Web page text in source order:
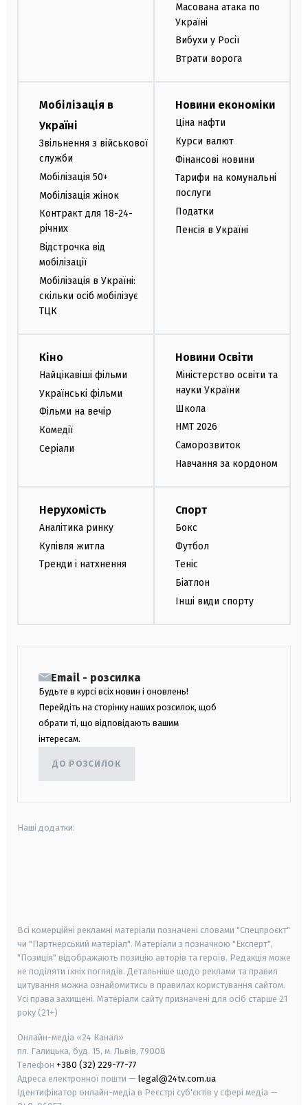
Масована атака по
Україні
Вибухи у Росії
Втрати ворога
Мобілізація в
Україні
Звільнення з військової
служби
Мобілізація 50+
Мобілізація жінок
Контракт для 18-24-
річних
Відстрочка від
мобілізації
Мобілізація в Україні:
скільки осіб мобілізує
ТЦК
Новини економіки
Ціна нафти
Курси валют
Фінансові новини
Тарифи на комунальні
послуги
Податки
Пенсія в Україні
Кіно
Найцікавіші фільми
Українські фільми
Фільми на вечір
Комедії
Серіали
Новини Освіти
Міністерство освіти та
науки України
Школа
НМТ 2026
Саморозвиток
Навчання за кордоном
Нерухомість
Аналітика ринку
Купівля житла
Тренди і натхнення
Спорт
Бокс
Футбол
Теніс
Біатлон
Інші види спорту
Email - розсилка
Будьте в курсі всіх новин і оновлень!
Перейдіть на сторінку наших розсилок, щоб
обрати ті, що відповідають вашим
інтересам.
ДО РОЗСИЛОК
Наші додатки:
Всі комерційні рекламні матеріали позначені словами "Спецпроєкт"
чи "Партнерський матеріал". Матеріали з позначкою "Експерт",
"Позиція" відображають позицію авторів та героїв. Редакція може
не поділяти їхніх поглядів. Детальніше щодо реклами та правил
цитування можна ознайомитись в правилах користування сайтом.
Усі права захищені. Матеріали сайту призначені для осіб старше 21
року (21+)
Онлайн-медіа «24 Канал»
пл. Галицька, буд. 15, м. Львів, 79008
Телефон +380 (32) 229-77-77
Адреса електронної пошти — legal@24tv.com.ua
Ідентифікатор онлайн-медіа в Реєстрі суб'єктів у сфері медіа —